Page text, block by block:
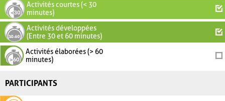
Activités courtes (< 30
minutes)
Activités développées
(Entre 30 et 60 minutes)
Activités élaborées (> 60
minutes)
PARTICIPANTS